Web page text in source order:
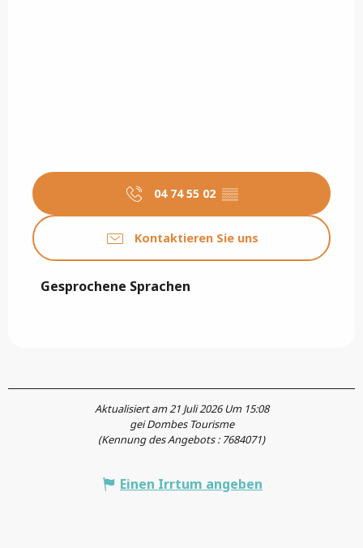
04 74 55 02 ▒▒
Kontaktieren Sie uns
Gesprochene Sprachen
Gesprochene Sprachen
Aktualisiert am 21 Juli 2026 Um 15:08
gei Dombes Tourisme
(Kennung des Angebots : 7684071)
Einen Irrtum angeben